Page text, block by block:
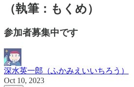
（執筆：もくめ）
参加者募集中です
深水英一郎（ふかみえいいちろう）
Oct 10, 2023